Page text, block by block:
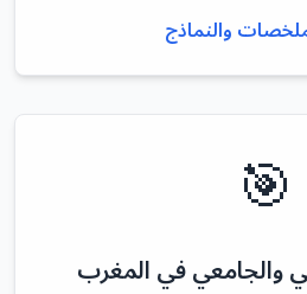
والنماذج
🎯
والجامعي في المغرب